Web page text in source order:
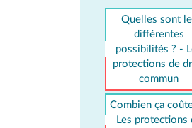
Quelles sont
différentes
possibilités ? -
protections de
commun
Combien ça
Les protections